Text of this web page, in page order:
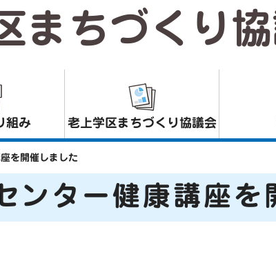
まちづくり
組み 老上学区まちづくり協議会
を開催しました
ンター健康講座を